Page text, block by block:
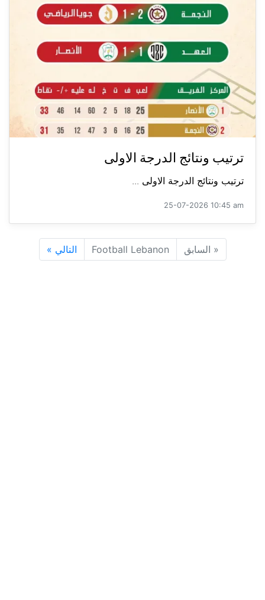
ترتيب ونتائج الدرجة الاولى
ترتيب ونتائج الدرجة الاولى ...
25-07-2026 10:45 am
« السابق Football Lebanon التالي »